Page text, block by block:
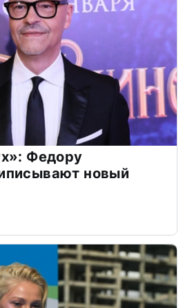
Федору
новый